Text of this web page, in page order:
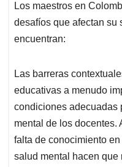
Los maestros en
desafíos que afectan su
encuentran:
Las barreras
educativas a menudo
condiciones adecuadas
mental de los docentes.
falta de conocimiento
salud mental hacen que